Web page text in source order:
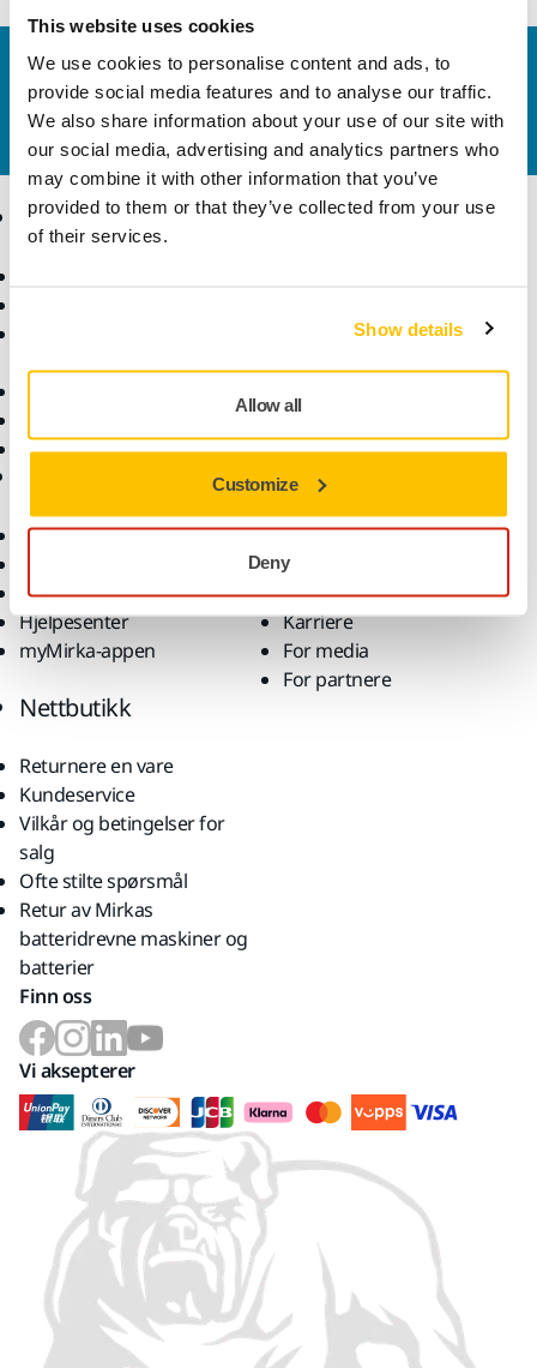
This website uses cookies
We use cookies to personalise content and ads, to
provide social media features and to analyse our traffic.
We also share information about your use of our site with
our social media, advertising and analytics partners who
may combine it with other information that you’ve
provided to them or that they’ve collected from your use
of their services.
Show details
Allow all
Customize
Deny
Kontakt oss
Vil du vite mer?Ta kontakt, så svarer støtteteamet
vårt på spørsmålene dine.
Produkter
Toppmerker
Kunnskap
Løsninger
Nedlastinger
Kundeservice
Hjelpesenter
myMirka-appen
Selskap
Om oss
Kontakt oss
Nyheter
Karriere
For media
For partnere
Nettbutikk
Returnere en vare
Kundeservice
Vilkår og betingelser for
salg
Ofte stilte spørsmål
Retur av Mirkas
batteridrevne maskiner og
batterier
Finn oss
Vi aksepterer